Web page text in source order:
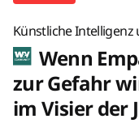
Künstliche Intelligenz
Wenn
zur Gefahr
im Visier der